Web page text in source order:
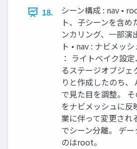
18.
シーン構成 : nav •
ト、⼦シーンを含め
ンカリング、⼀部演
ト • nav : ナビメッ
： ライトベイク設
るステージオブジェ
りと作成したのち
で⾒た⽬を調整。
をナビメッシュに反
業に伴って変更され
でシーン分離。 デ
のはroot。